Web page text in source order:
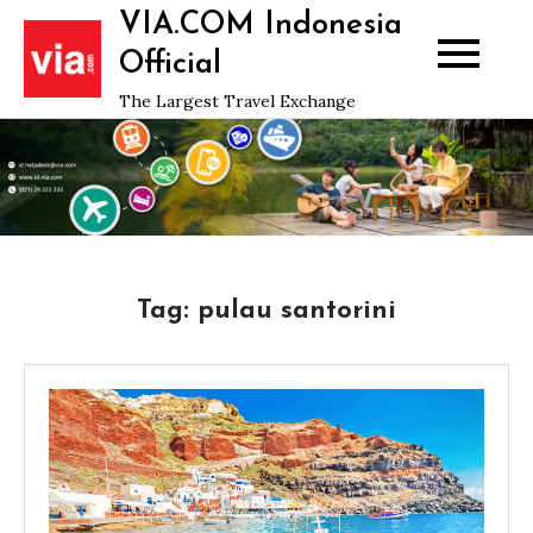
Skip
content
VIA.COM Indonesia
Official
The Largest Travel Exchange
Tag: pulau santorini